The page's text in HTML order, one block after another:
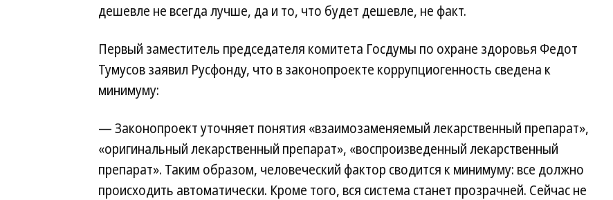
дешевле не всегда лучше, да и то, что будет дешевле, не факт.
Первый заместитель председателя комитета Госдумы по охране здоровья Федот
Тумусов заявил Русфонду, что в законопроекте коррупциогенность сведена к
минимуму:
— Законопроект уточняет понятия «взаимозаменяемый лекарственный препарат»,
«оригинальный лекарственный препарат», «воспроизведенный лекарственный
препарат». Таким образом, человеческий фактор сводится к минимуму: все должно
происходить автоматически. Кроме того, вся система станет прозрачней. Сейчас не